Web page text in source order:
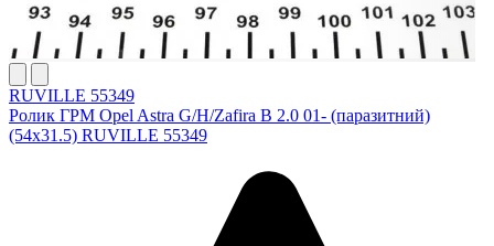
RUVILLE 55349
Ролик ГРМ Opel Astra G/H/Zafira B 2.0 01- (паразитний)
(54x31.5) RUVILLE 55349